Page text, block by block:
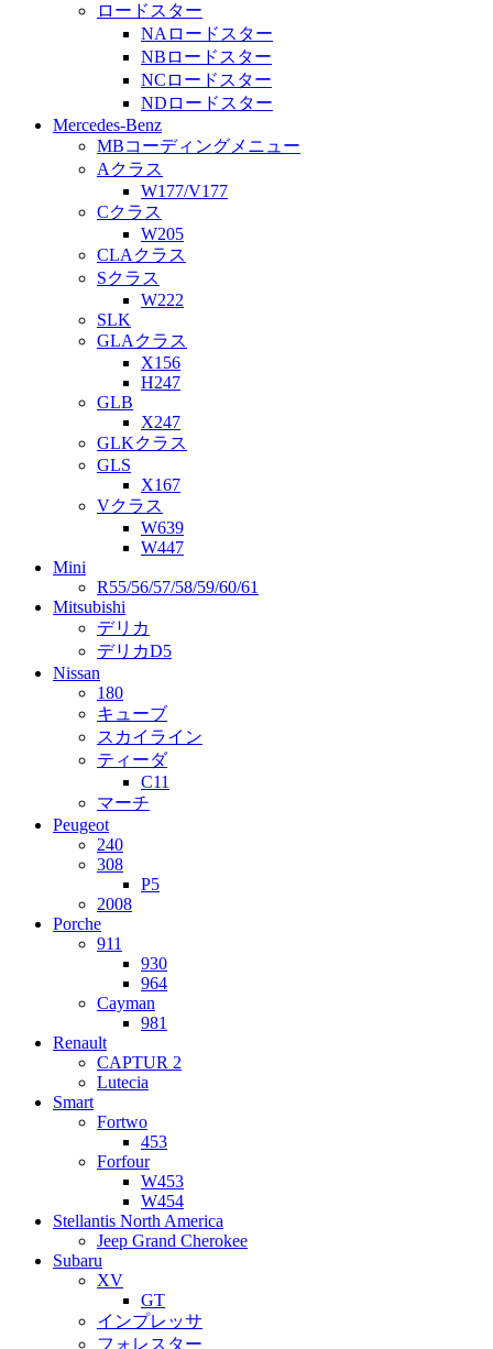
ロードスター
NAロードスター
NBロードスター
NCロードスター
NDロードスター
Mercedes-Benz
MBコーディングメニュー
Aクラス
W177/V177
Cクラス
W205
CLAクラス
Sクラス
W222
SLK
GLAクラス
X156
H247
GLB
X247
GLKクラス
GLS
X167
Vクラス
W639
W447
Mini
R55/56/57/58/59/60/61
Mitsubishi
デリカ
デリカD5
Nissan
180
キューブ
スカイライン
ティーダ
C11
マーチ
Peugeot
240
308
P5
2008
Porche
911
930
964
Cayman
981
Renault
CAPTUR 2
Lutecia
Smart
Fortwo
453
Forfour
W453
W454
Stellantis North America
Jeep Grand Cherokee
Subaru
XV
GT
インプレッサ
フォレスター